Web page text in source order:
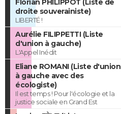
Florian PHILIPPOT (Liste de
droite souverainiste)
LIBERTÉ !
Aurélie FILIPPETTI (Liste
d'union à gauche)
L'Appel Inédit
Eliane ROMANI (Liste d'union
à gauche avec des
écologiste)
Il est temps ! Pour l'écologie et la
justice sociale en Grand Est